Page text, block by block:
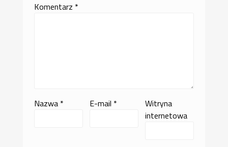
Komentarz *
Nazwa * E-mail *
Witryna
internetowa